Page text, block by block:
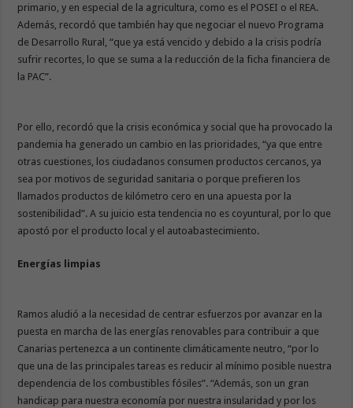
primario, y en especial de la agricultura, como es el POSEI o el REA.
Además, recordó que también hay que negociar el nuevo Programa
de Desarrollo Rural, “que ya está vencido y debido a la crisis podría
sufrir recortes, lo que se suma a la reducción de la ficha financiera de
la PAC”.
Por ello, recordó que la crisis económica y social que ha provocado la
pandemia ha generado un cambio en las prioridades, “ya que entre
otras cuestiones, los ciudadanos consumen productos cercanos, ya
sea por motivos de seguridad sanitaria o porque prefieren los
llamados productos de kilómetro cero en una apuesta por la
sostenibilidad”. A su juicio esta tendencia no es coyuntural, por lo que
apostó por el producto local y el autoabastecimiento.
Energías limpias
Ramos aludió a la necesidad de centrar esfuerzos por avanzar en la
puesta en marcha de las energías renovables para contribuir a que
Canarias pertenezca a un continente climáticamente neutro, “por lo
que una de las principales tareas es reducir al mínimo posible nuestra
dependencia de los combustibles fósiles”. “Además, son un gran
handicap para nuestra economía por nuestra insularidad y por los